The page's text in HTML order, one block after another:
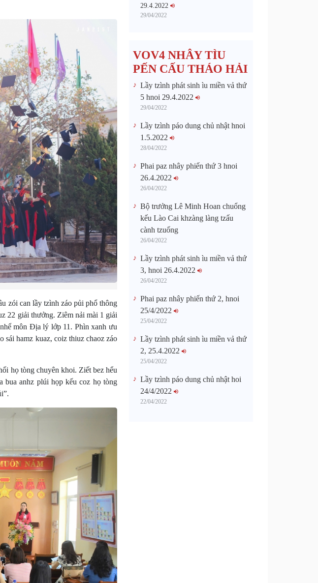
zói can lầy tzình záo pủi phổ thông
22 giải thưởng. Ziêm nải mài 1 giải
môn Địa lý lớp 11. Phìn xanh ưu
hamz kuaz, coiz thiuz chaoz záo
họ tòng chuyên khoi. Ziết bez hểu
bua anhz plúi họp kếu coz họ tòng
29.4.2022
29/04/2022
VOV4 NHÂY TÌU
PẾN CẤU THÁO HẢI
Lầy tzình phát sinh ìu miền vả thứ
5 hnoi 29.4.2022
29/04/2022
Lầy tzình páo dung chủ nhật hnoi
1.5.2022
28/04/2022
Phai paz nhây phiến thứ 3 hnoi
26.4.2022
26/04/2022
Bộ trưởng Lê Minh Hoan chuổng
kếu Lào Cai khzàng làng tzấu
cành tzuống​
26/04/2022
Lầy tzình phát sinh ìu miền vả thứ
3, hnoi 26.4.2022
26/04/2022
Phai paz nhây phiến thứ 2, hnoi
25/4/2022
25/04/2022
Lầy tzình phát sinh ìu miền vả thứ
2, 25.4.2022
25/04/2022
Lầy tzình páo dung chủ nhật hoi
24/4/2022
22/04/2022